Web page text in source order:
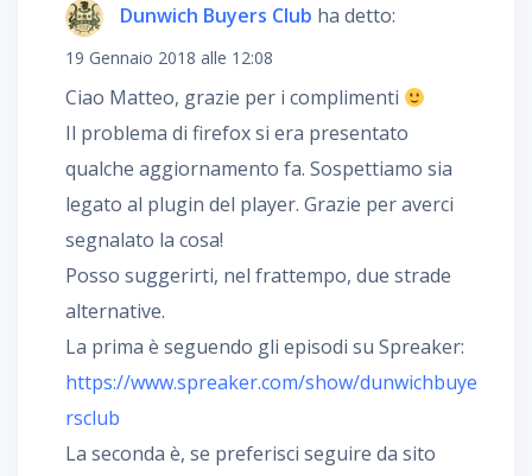
Dunwich Buyers Club ha detto:
19 Gennaio 2018 alle 12:08
Ciao Matteo, grazie per i complimenti
Il problema di firefox si era presentato
qualche aggiornamento fa. Sospettiamo sia
legato al plugin del player. Grazie per averci
segnalato la cosa!
Posso suggerirti, nel frattempo, due strade
alternative.
La prima è seguendo gli episodi su Spreaker:
https://www.spreaker.com/show/dunwichbuye
rsclub
La seconda è, se preferisci seguire da sito